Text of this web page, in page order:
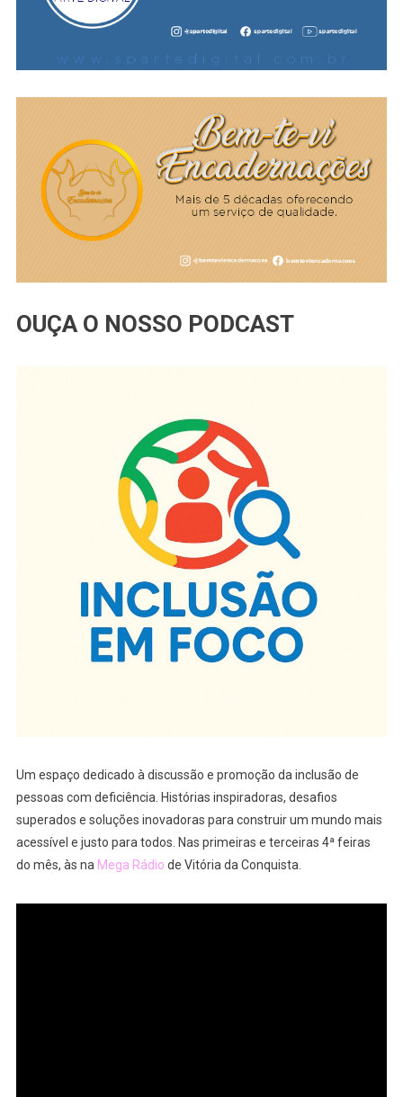
OUÇA O NOSSO PODCAST
Um espaço dedicado à discussão e promoção da inclusão de
pessoas com deficiência. Histórias inspiradoras, desafios
superados e soluções inovadoras para construir um mundo mais
acessível e justo para todos. Nas primeiras e terceiras 4ª feiras
do mês, às na Mega Rádio de Vitória da Conquista.